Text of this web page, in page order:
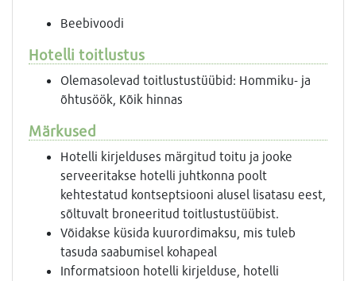
Beebivoodi
Hotelli toitlustus
Olemasolevad toitlustustüübid: Hommiku- ja
õhtusöök, Kõik hinnas
Märkused
Hotelli kirjelduses märgitud toitu ja jooke
serveeritakse hotelli juhtkonna poolt
kehtestatud kontseptsiooni alusel lisatasu eest,
sõltuvalt broneeritud toitlustustüübist.
Võidakse küsida kuurordimaksu, mis tuleb
tasuda saabumisel kohapeal
Informatsioon hotelli kirjelduse, hotelli